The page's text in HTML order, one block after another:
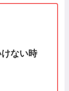
ない時